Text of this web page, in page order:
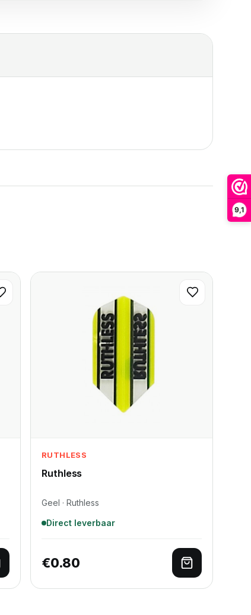
9,1
aan winkelwagen
RUTHLESS
Ruthless
Geel · Ruthless
Direct leverbaar
€0.80 Toevoegen